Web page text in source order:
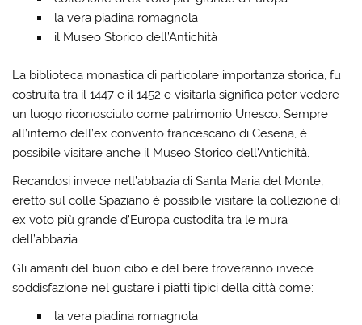
la vera piadina romagnola
il Museo Storico dell’Antichità
La biblioteca monastica di particolare importanza storica, fu
costruita tra il 1447 e il 1452 e visitarla significa poter vedere
un luogo riconosciuto come patrimonio Unesco. Sempre
all’interno dell’ex convento francescano di Cesena, è
possibile visitare anche il Museo Storico dell’Antichità.
Recandosi invece nell’abbazia di Santa Maria del Monte,
eretto sul colle Spaziano è possibile visitare la collezione di
ex voto più grande d’Europa custodita tra le mura
dell’abbazia.
Gli amanti del buon cibo e del bere troveranno invece
soddisfazione nel gustare i piatti tipici della città come:
la vera piadina romagnola